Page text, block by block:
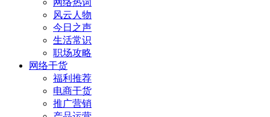
网络热词
风云人物
今日之声
生活常识
职场攻略
网络干货
福利推荐
电商干货
推广营销